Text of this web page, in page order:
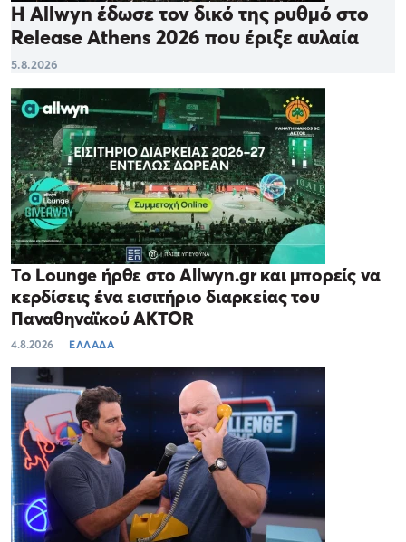
Η Allwyn έδωσε τον δικό της ρυθμό στο
Release Athens 2026 που έριξε αυλαία
5.8.2026
Το Lounge ήρθε στο Allwyn.gr και μπορείς να
κερδίσεις ένα εισιτήριο διαρκείας του
Παναθηναϊκού AKTOR
4.8.2026 ΕΛΛΑΔΑ